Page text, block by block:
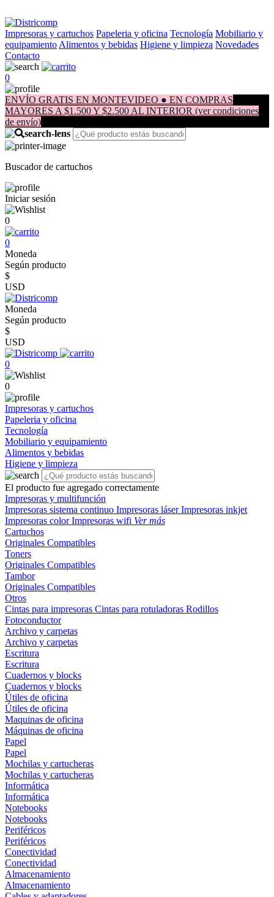
Impresoras y cartuchos Papeleria y oficina Tecnología Mobiliario y
equipamiento Alimentos y bebidas Higiene y limpieza Novedades
Contacto
0
ENVÍO GRATIS EN MONTEVIDEO ● EN COMPRAS
MAYORES A $1.500 Y $2.500 AL INTERIOR (ver condiciones
de envío)
Buscador de cartuchos
Iniciar sesión
0
0
Moneda
Según producto
$
USD
Moneda
Según producto
$
USD
0
0
Impresoras y cartuchos
Papeleria y oficina
Tecnología
Mobiliario y equipamiento
Alimentos y bebidas
Higiene y limpieza
El producto fue agregado correctamente
Impresoras y multifunción
Impresoras sistema continuo Impresoras láserImpresoras inkjet
Impresoras colorImpresoras wifi Ver más
Cartuchos
Originales Compatibles
Toners
Originales Compatibles
Tambor
Originales Compatibles
Otros
Cintas para impresoras Cintas para rotuladoras Rodillos
Fotoconductor
Archivo y carpetas
Archivo y carpetas
Escritura
Escritura
Cuadernos y blocks
Cuadernos y blocks
Útiles de oficina
Útiles de oficina
Maquinas de oficina
Máquinas de oficina
Papel
Papel
Mochilas y cartucheras
Mochilas y cartucheras
Informática
Informática
Notebooks
Notebooks
Periféricos
Periféricos
Conectividad
Conectividad
Almacenamiento
Almacenamiento